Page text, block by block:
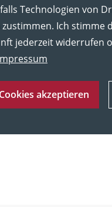
Technologien von
Ich stimme
jederzeit widerrufen
akzeptieren